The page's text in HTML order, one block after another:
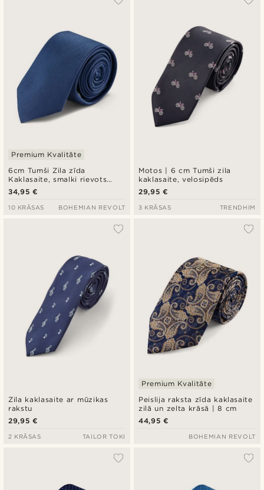
6cm Tumši Zila zīda
Kaklasaite, smalki rievots
audums
Premium Kvalitāte
34,95 €
10 KRĀSAS BOHEMIAN REVOLT
Motos | 6 cm Tumši zila
kaklasaite, velosipēds
29,95 €
3 KRĀSAS TRENDHIM
Zila kaklasaite ar mūzikas
rakstu
29,95 €
2 KRĀSAS TAILOR TOKI
Peislija raksta zīda kaklasaite
zilā un zelta krāsā | 8 cm
Premium Kvalitāte
44,95 €
BOHEMIAN REVOLT